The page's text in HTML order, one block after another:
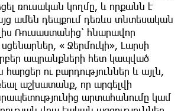
ռուսական կողմը, և որքանն է
ամեն դեպքում դեռևս տնտեսական
Ռուսաստանից՝ հնարավոր
« Ջերմուկի», Լարսի
ապրանքների հետ կապված
ու բարդություններ և այլն,
աշխատանք, որ արգելվի
արտահանումը կամ